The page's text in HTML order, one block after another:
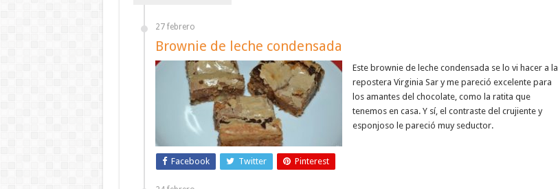
27 febrero
Brownie de leche condensada
Este brownie de leche condensada se lo vi hacer a la
repostera Virginia Sar y me pareció excelente para
los amantes del chocolate, como la ratita que
tenemos en casa. Y sí, el contraste del crujiente y
esponjoso le pareció muy seductor.
Facebook Twitter Pinterest